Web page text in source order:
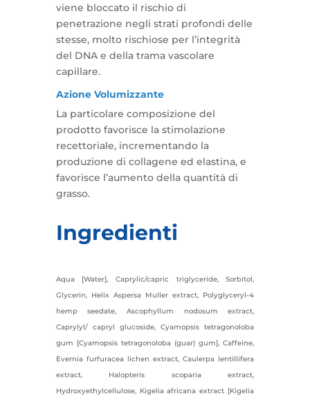
viene bloccato il rischio di
penetrazione negli strati profondi delle
stesse, molto rischiose per l’integrità
del DNA e della trama vascolare
capillare.
Azione Volumizzante
La particolare composizione del
prodotto favorisce la stimolazione
recettoriale, incrementando la
produzione di collagene ed elastina, e
favorisce l’aumento della quantità di
grasso.
Ingredienti
Aqua [Water], Caprylic/capric triglyceride, Sorbitol,
Glycerin, Helix Aspersa Muller extract, Polyglyceryl-4
hemp seedate, Ascophyllum nodosum extract,
Caprylyl/ capryl glucoside, Cyamopsis tetragonoloba
gum [Cyamopsis tetragonoloba (guar) gum], Caffeine,
Evernia furfuracea lichen extract, Caulerpa lentillifera
extract, Halopteris scoparia extract,
Hydroxyethylcellulose, Kigelia africana extract [Kigelia